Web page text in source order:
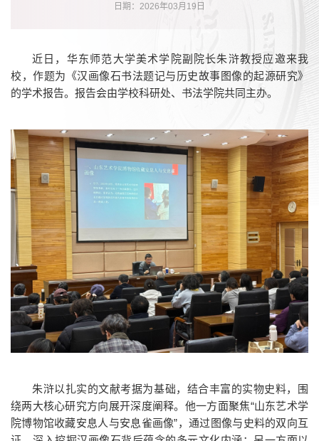
日期：2026年03月19日
近日，华东师范大学美术学院副院长朱浒教授应邀来我
校，作题为《汉画像石书法题记与历史故事图像的起源研究》
的学术报告。报告会由学校科研处、书法学院共同主办。
朱浒以扎实的文献考据为基础，结合丰富的实物史料，围
绕两大核心研究方向展开深度阐释。他一方面聚焦“山东艺术学
院博物馆收藏安息人与安息雀画像”，通过图像与史料的双向互